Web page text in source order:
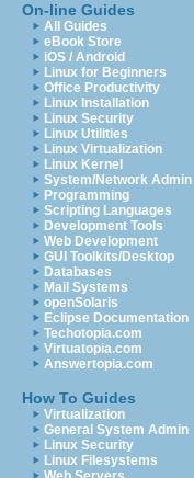
On-line Guides
All Guides
eBook Store
iOS / Android
Linux for Beginners
Office Productivity
Linux Installation
Linux Security
Linux Utilities
Linux Virtualization
Linux Kernel
System/Network Admin
Programming
Scripting Languages
Development Tools
Web Development
GUI Toolkits/Desktop
Databases
Mail Systems
openSolaris
Eclipse Documentation
Techotopia.com
Virtuatopia.com
Answertopia.com
How To Guides
Virtualization
General System Admin
Linux Security
Linux Filesystems